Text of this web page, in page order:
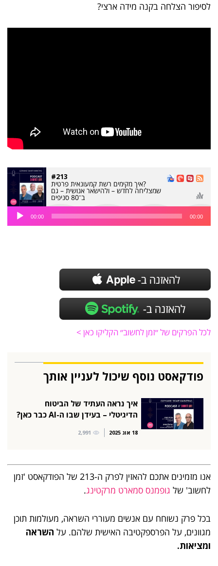
לסיפור הצלחה בקנה מידה ארצי?
#213
?איך מקימים רשת קמעונאית פרטית
שמצליחה לחדש – ולהישאר אנושית – גם
ב־80 סניפים
נגן
אודיו
00:00 00:00
לכל הפרקים של ״זמן לחשוב״ הקליקו כאן >
פודקאסט נוסף שיכול לעניין אותך
איך נראה העתיד של הביטוח
הדיגיטלי – בעידן שבו ה-AI כבר כאן?
18 אוג 2025 2,991
אנו מזמינים אתכם להאזין לפרק ה-213 של הפודקאסט 'זמן
לחשוב' של גופמנס סמארט מרקטינג.
בכל פרק נשוחח עם אנשים מעוררי השראה, מעולמות תוכן
מגוונים, על הפרספקטיבה האישית שלהם. על השראה
ומציאות.